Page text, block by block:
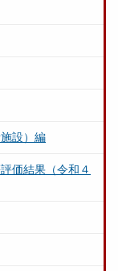
設）編
価結果（令和４